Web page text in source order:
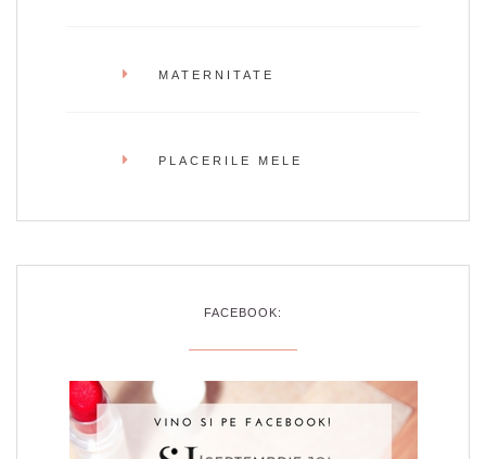
MATERNITATE
PLACERILE MELE
FACEBOOK: